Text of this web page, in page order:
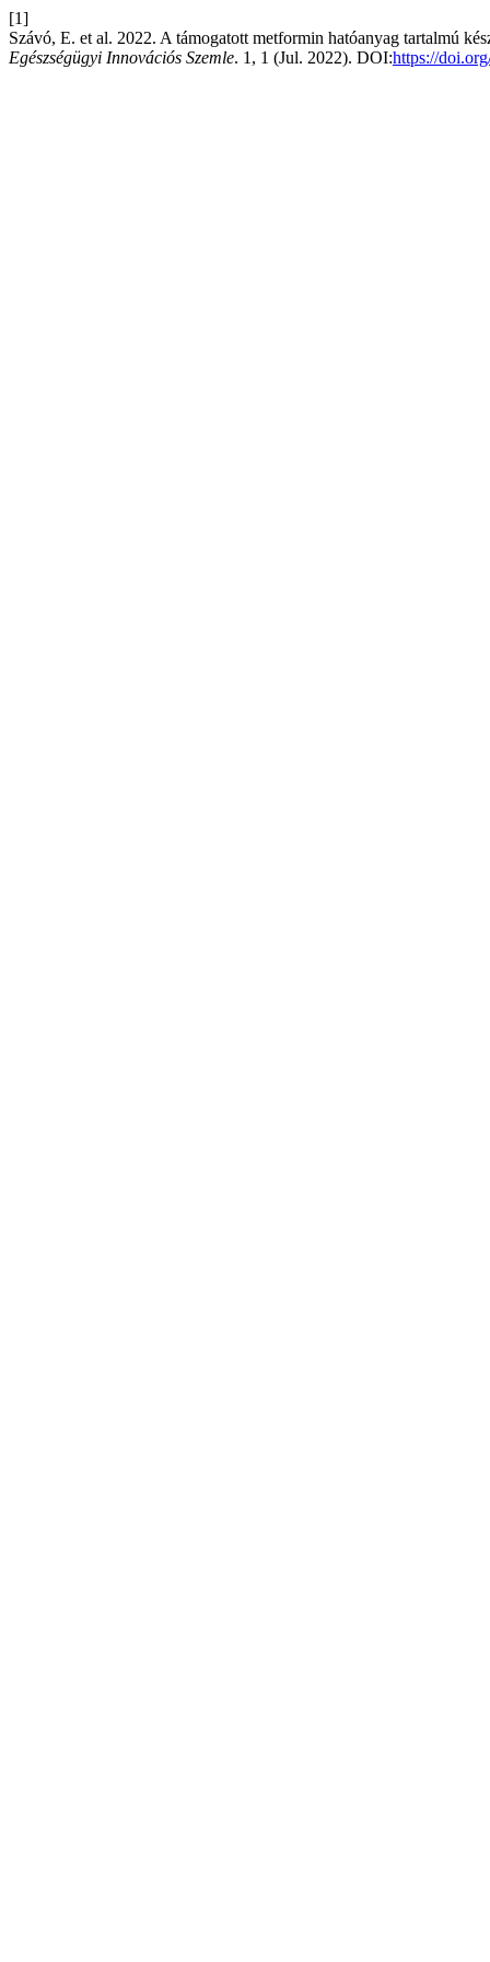
[1]
Szávó, E. et al. 2022. A támogatott metformin hatóanyag tartalmú
Egészségügyi Innovációs Szemle. 1, 1 (Jul. 2022). DOI:https://